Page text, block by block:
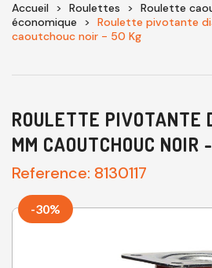
Accueil Roulettes
Roulette
économique
Roulette pivotante
caoutchouc noir - 50 Kg
ROULETTE PIVOTANTE
MM CAOUTCHOUC NOIR
Reference: 8130117
-30%